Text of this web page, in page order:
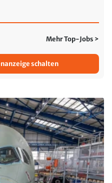
Mehr Top-Jobs >
schalten